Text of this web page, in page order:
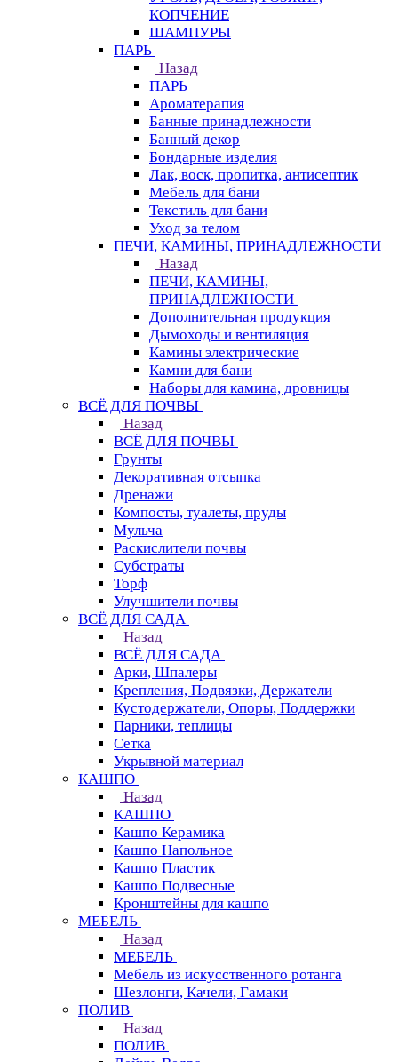
КОПЧЕНИЕ
ШАМПУРЫ
ПАРЬ
Назад
ПАРЬ
Ароматерапия
Банные принадлежности
Банный декор
Бондарные изделия
Лак, воск, пропитка, антисептик
Мебель для бани
Текстиль для бани
Уход за телом
ПЕЧИ, КАМИНЫ, ПРИНАДЛЕЖНОСТИ
Назад
ПЕЧИ, КАМИНЫ,
ПРИНАДЛЕЖНОСТИ
Дополнительная продукция
Дымоходы и вентиляция
Камины электрические
Камни для бани
Наборы для камина, дровницы
ВСЁ ДЛЯ ПОЧВЫ
Назад
ВСЁ ДЛЯ ПОЧВЫ
Грунты
Декоративная отсыпка
Дренажи
Компосты, туалеты, пруды
Мульча
Раскислители почвы
Субстраты
Торф
Улучшители почвы
ВСЁ ДЛЯ САДА
Назад
ВСЁ ДЛЯ САДА
Арки, Шпалеры
Крепления, Подвязки, Держатели
Кустодержатели, Опоры, Поддержки
Парники, теплицы
Сетка
Укрывной материал
КАШПО
Назад
КАШПО
Кашпо Керамика
Кашпо Напольное
Кашпо Пластик
Кашпо Подвесные
Кронштейны для кашпо
МЕБЕЛЬ
Назад
МЕБЕЛЬ
Мебель из искусственного ротанга
Шезлонги, Качели, Гамаки
ПОЛИВ
Назад
ПОЛИВ